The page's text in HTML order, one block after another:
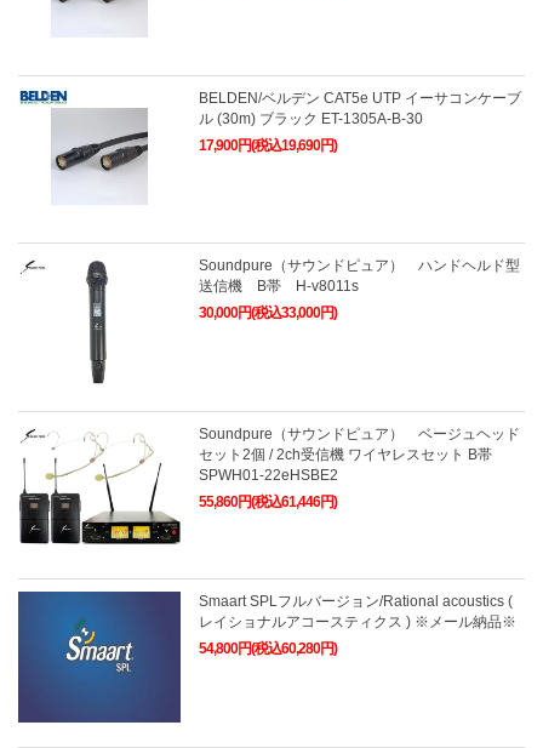
BELDEN/ベルデン CAT5e UTP イーサコンケーブ
ル (30m) ブラック ET-1305A-B-30
17,900円(税込19,690円)
Soundpure（サウンドピュア） ハンドヘルド型
送信機 B帯 H-v8011s
30,000円(税込33,000円)
Soundpure（サウンドピュア） ベージュヘッド
セット2個 / 2ch受信機 ワイヤレスセット B帯
SPWH01-22eHSBE2
55,860円(税込61,446円)
Smaart SPLフルバージョン/Rational acoustics (
レイショナルアコースティクス ) ※メール納品※
54,800円(税込60,280円)